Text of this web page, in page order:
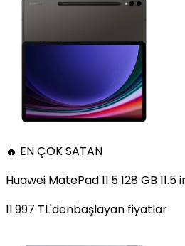
🔥 EN ÇOK SATAN
Huawei MatePad 11.5 128 GB
11.997 TL'denbaşlayan fiyatlar